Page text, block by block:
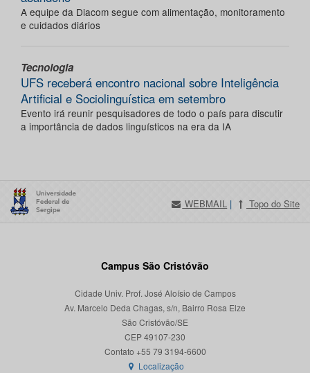
A equipe da Diacom segue com alimentação, monitoramento
e cuidados diários
Tecnologia
UFS receberá encontro nacional sobre Inteligência
Artificial e Sociolinguística em setembro
Evento irá reunir pesquisadores de todo o país para discutir
a importância de dados linguísticos na era da IA
WEBMAIL | Topo do Site
Campus São Cristóvão
Cidade Univ. Prof. José Aloísio de Campos
Av. Marcelo Deda Chagas, s/n, Bairro Rosa Elze
São Cristóvão/SE
CEP 49107-230
Localização